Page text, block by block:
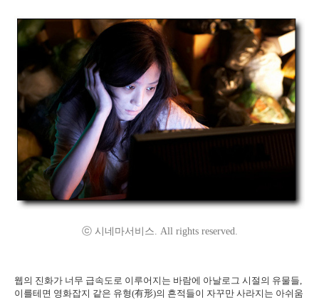
ⓒ 시네마서비스. All rights reserved.
웹의 진화가 너무 급속도로 이루어지는 바람에 아날로그 시절의 유물들,
이를테면 영화잡지 같은 유형(有形)의 흔적들이 자꾸만 사라지는 아쉬움